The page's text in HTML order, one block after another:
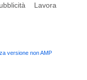
Lavora
versione non AMP